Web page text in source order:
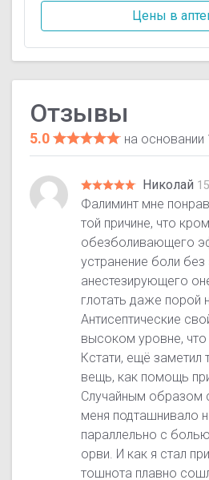
Цены в
Отзывы
5.0 на основании
Николай
Фалиминт мне
той причине, что
обезболивающего
устранение боли без
анестезирующего
глотать даже порой
Антисептические
высоком уровне, что
Кстати, ещё заметил
вещь, как помощь
Случайным образом
меня подташнивало
параллельно с
орви. И как я стал
тошнота плавно